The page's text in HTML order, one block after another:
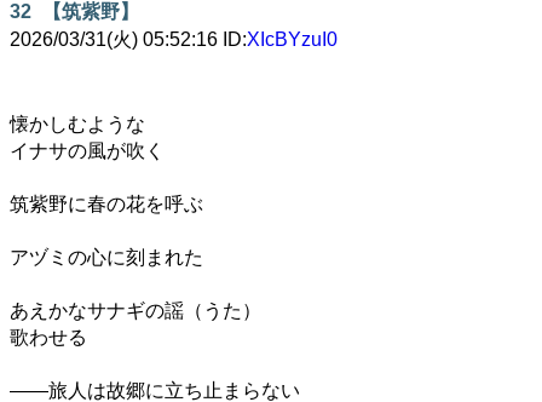
32
【筑紫野】
2026/03/31(火) 05:52:16 ID:XIcBYzuI0
懐かしむような
イナサの風が吹く
筑紫野に春の花を呼ぶ
アヅミの心に刻まれた
あえかなサナギの謡（うた）
歌わせる
――旅人は故郷に立ち止まらない